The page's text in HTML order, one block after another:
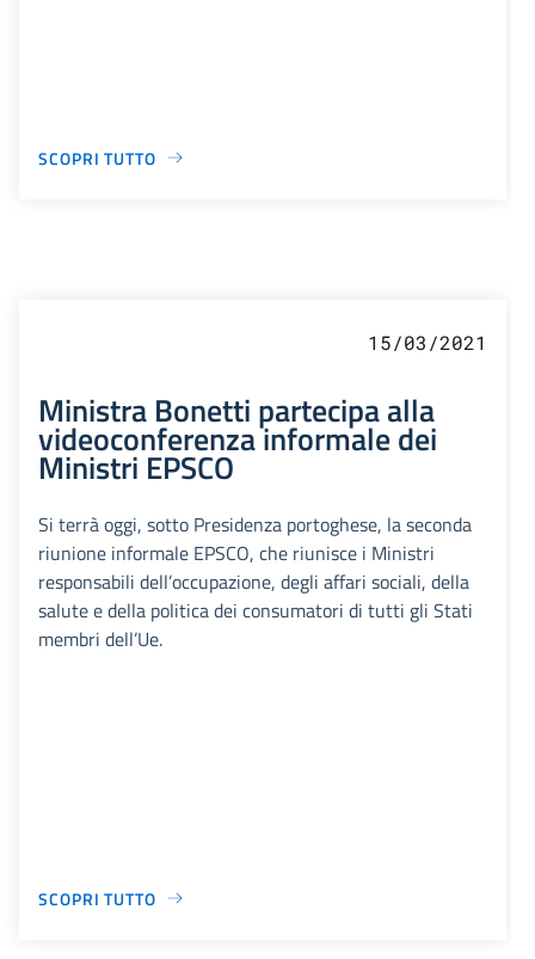
SCOPRI TUTTO
15/03/2021
Ministra Bonetti partecipa alla
videoconferenza informale dei
Ministri EPSCO
Si terrà oggi, sotto Presidenza portoghese, la seconda
riunione informale EPSCO, che riunisce i Ministri
responsabili dell’occupazione, degli affari sociali, della
salute e della politica dei consumatori di tutti gli Stati
membri dell’Ue.
SCOPRI TUTTO